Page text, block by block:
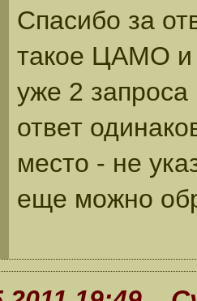
Спасибо за
такое ЦАМО и
уже 2 запроса
ответ
место - не
еще можно